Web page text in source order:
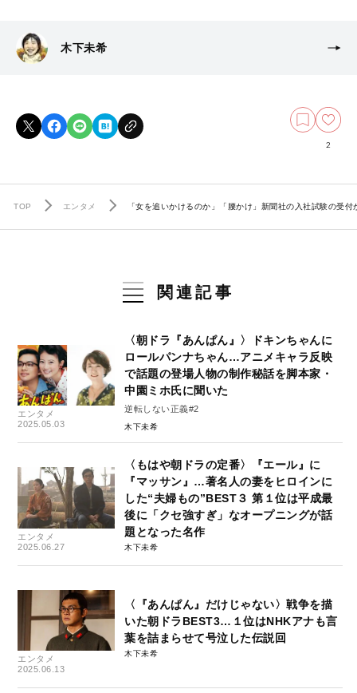
木下未希
2
TOP エンタメ 「女を追いかけるのか」「腰かけ」新聞社の入社試験の受
関連記事
エンタメ
2025.05.03
〈朝ドラ『あんぱん』〉ドキンちゃんに
ロールパンナちゃん…アニメキャラ反映
で話題の登場人物の制作秘話を脚本家・
中園ミホ氏に聞いた
逆転しない正義#2
木下未希
エンタメ
2025.06.27
〈もはや朝ドラの定番〉『エール』に
『マッサン』…著名人の妻をヒロインに
した“夫婦もの”BEST３ 第１位は平成最
後に「クセ強すぎ」なオープニングが話
題となった名作
木下未希
エンタメ
2025.06.13
〈『あんぱん』だけじゃない〉戦争を描
いた朝ドラBEST3…１位はNHKアナも言
葉を詰まらせて号泣した伝説回
木下未希